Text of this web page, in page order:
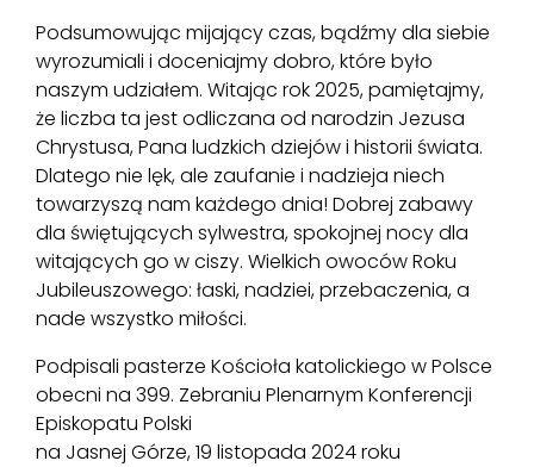
Podsumowując mijający czas, bądźmy dla siebie
wyrozumiali i doceniajmy dobro, które było
naszym udziałem. Witając rok 2025, pamiętajmy,
że liczba ta jest odliczana od narodzin Jezusa
Chrystusa, Pana ludzkich dziejów i historii świata.
Dlatego nie lęk, ale zaufanie i nadzieja niech
towarzyszą nam każdego dnia! Dobrej zabawy
dla świętujących sylwestra, spokojnej nocy dla
witających go w ciszy. Wielkich owoców Roku
Jubileuszowego: łaski, nadziei, przebaczenia, a
nade wszystko miłości.
Podpisali pasterze Kościoła katolickiego w Polsce
obecni na 399. Zebraniu Plenarnym Konferencji
Episkopatu Polski
na Jasnej Górze, 19 listopada 2024 roku